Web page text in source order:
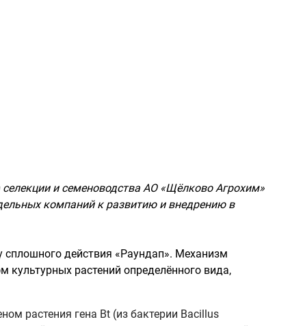
и семеноводства АО «Щёлково Агрохим»
компаний к развитию и внедрению в
действия «Раундап». Механизм
культурных растений определённого вида,
растения гена Bt (из бактерии Bacillus